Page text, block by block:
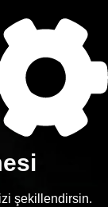
şekillendirsin.